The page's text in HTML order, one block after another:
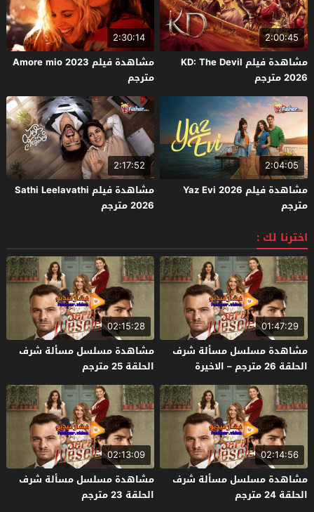
2:00:45
مشاهدة فيلم KD: The Devil
2026 مترجم
2:30:14
مشاهدة فيلم Amore mio 2023
مترجم
2:04:05
مشاهدة فيلم Yaz Evi 2026
مترجم
2:17:52
مشاهدة فيلم Sathi Leelavathi
2026 مترجم
اخترنا لك :
01:47:29
مشاهدة مسلسل مسألة شرف
الحلقة 26 مترجم – الاخيرة
02:15:28
مشاهدة مسلسل مسألة شرف
الحلقة 25 مترجم
02:14:56
مشاهدة مسلسل مسألة شرف
الحلقة 24 مترجم
02:13:09
مشاهدة مسلسل مسألة شرف
الحلقة 23 مترجم